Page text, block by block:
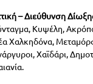
– Διεύθυνση
Κυψέλη,
Χαλκηδόνα,
Χαϊδάρι,